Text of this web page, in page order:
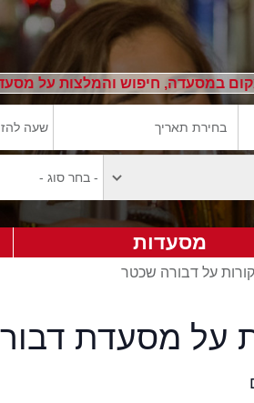
במסעדה, חיפוש והמלצות על
מסעדות
על דבורה שכטר
על מסעדת